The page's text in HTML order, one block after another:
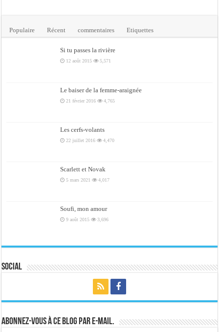
Populaire Récent commentaires Etiquettes
Si tu passes la rivière
12 août 2015 5,571
Le baiser de la femme-araignée
21 février 2016 4,765
Les cerfs-volants
22 juillet 2016 4,470
Scarlett et Novak
5 mars 2021 4,017
Soufi, mon amour
9 août 2015 3,696
Social
Abonnez-vous à ce blog par e-mail.